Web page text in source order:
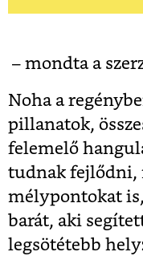
– mondta a
Noha a
pillanatok,
felemelő
tudnak fejlődni,
mélypontokat
barát, aki
legsötétebb